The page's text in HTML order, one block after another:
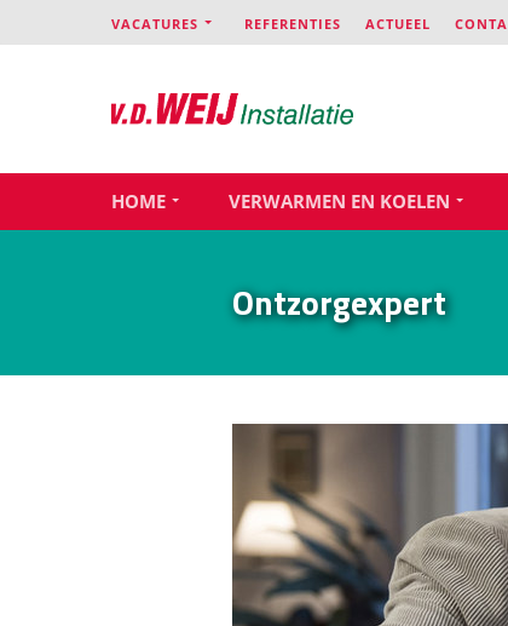
VACATURES REFERENTIES ACTUEEL
HOME VERWARMEN EN KOELEN
Ontzorgexpert